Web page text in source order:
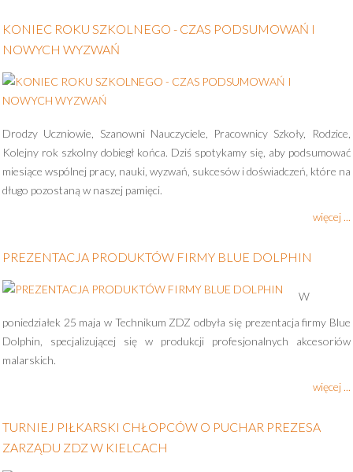
KONIEC ROKU SZKOLNEGO - CZAS PODSUMOWAŃ I
NOWYCH WYZWAŃ
Drodzy Uczniowie, Szanowni Nauczyciele, Pracownicy Szkoły, Rodzice,
Kolejny rok szkolny dobiegł końca. Dziś spotykamy się, aby podsumować
miesiące wspólnej pracy, nauki, wyzwań, sukcesów i doświadczeń, które na
długo pozostaną w naszej pamięci.
więcej ...
PREZENTACJA PRODUKTÓW FIRMY BLUE DOLPHIN
W
poniedziałek 25 maja w Technikum ZDZ odbyła się prezentacja firmy Blue
Dolphin, specjalizującej się w produkcji profesjonalnych akcesoriów
malarskich.
więcej ...
TURNIEJ PIŁKARSKI CHŁOPCÓW O PUCHAR PREZESA
ZARZĄDU ZDZ W KIELCACH